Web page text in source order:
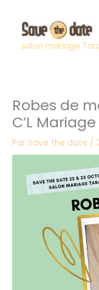
contenu
salon mariage
Robes de
C’L Mariage
Par Save the date /